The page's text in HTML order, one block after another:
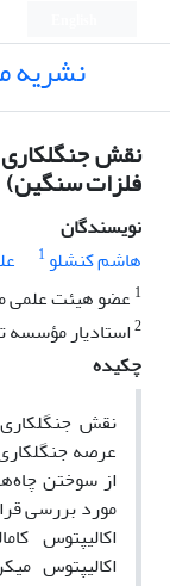
نشریه
نقش
فلزات سنگین)
نویسندگان
هاشم کنشلو1
1 عضو هیئت علمی
2استادیار مؤسسه
چکیده
نقش
از سوختن